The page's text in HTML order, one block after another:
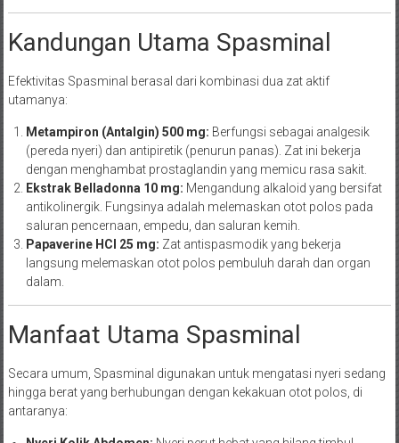
Kandungan Utama Spasminal
Efektivitas Spasminal berasal dari kombinasi dua zat aktif
utamanya:
Metampiron (Antalgin) 500 mg: Berfungsi sebagai analgesik
(pereda nyeri) dan antipiretik (penurun panas). Zat ini bekerja
dengan menghambat prostaglandin yang memicu rasa sakit.
Ekstrak Belladonna 10 mg: Mengandung alkaloid yang bersifat
antikolinergik. Fungsinya adalah melemaskan otot polos pada
saluran pencernaan, empedu, dan saluran kemih.
Papaverine HCl 25 mg: Zat antispasmodik yang bekerja
langsung melemaskan otot polos pembuluh darah dan organ
dalam.
Manfaat Utama Spasminal
Secara umum, Spasminal digunakan untuk mengatasi nyeri sedang
hingga berat yang berhubungan dengan kekakuan otot polos, di
antaranya: